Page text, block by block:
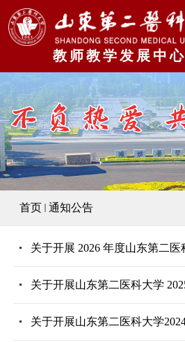
教师教学发展中心
首页 通知公告